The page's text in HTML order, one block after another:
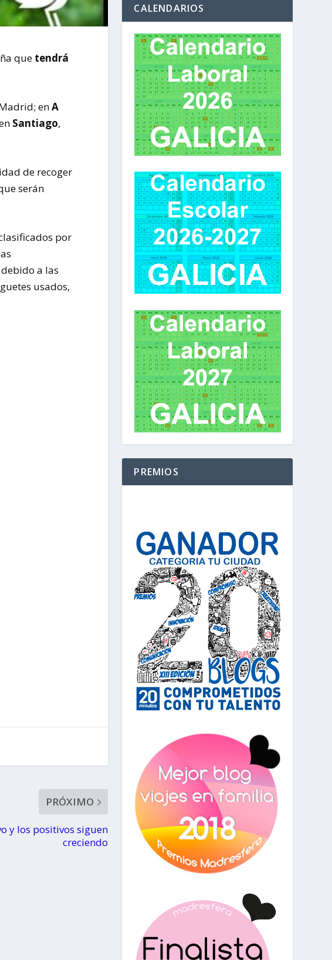
que tendrá
Madrid; enA
Santiago,
de recoger
serán
por
a las
usados,
PRÓXIMO
y los positivos siguen
creciendo
CALENDARIOS
PREMIOS